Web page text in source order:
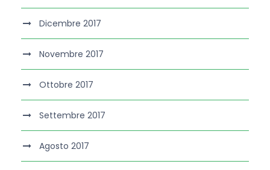
Dicembre 2017
Novembre 2017
Ottobre 2017
Settembre 2017
Agosto 2017